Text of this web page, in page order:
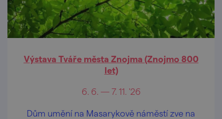
Výstava Tváře města Znojma (Znojmo 800
let)
6. 6. — 7. 11. '26
Dům umění na Masarykově náměstí zve na